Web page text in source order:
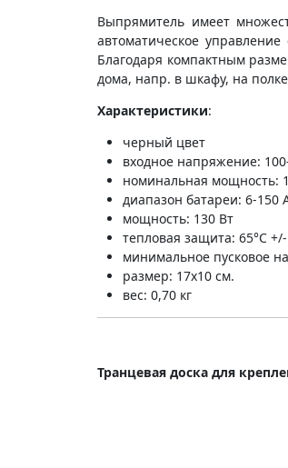
Выпрямитель имеет
автоматическое
Благодаря компактным
дома, напр. в шкафу, на
Характеристики:
черный цвет
входное напряжение:
номинальная мощность:
диапазон батареи: 6-150
мощность: 130 Вт
тепловая защита: 65°C +/-
минимальное пусковое
размер: 17x10 см.
вес: 0,70 кг
Транцевая доска для